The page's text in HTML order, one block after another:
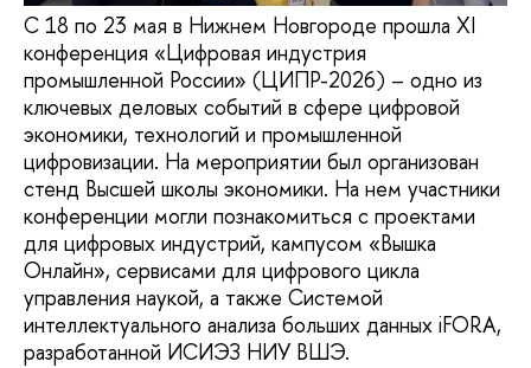
С 18 по 23 мая в Нижнем Новгороде прошла XI
конференция «Цифровая индустрия
промышленной России» (ЦИПР-2026) – одно из
ключевых деловых событий в сфере цифровой
экономики, технологий и промышленной
цифровизации. На мероприятии был организован
стенд Высшей школы экономики. На нем участники
конференции могли познакомиться с проектами
для цифровых индустрий, кампусом «Вышка
Онлайн», сервисами для цифрового цикла
управления наукой, а также Системой
интеллектуального анализа больших данных iFORA,
разработанной ИСИЭЗ НИУ ВШЭ.